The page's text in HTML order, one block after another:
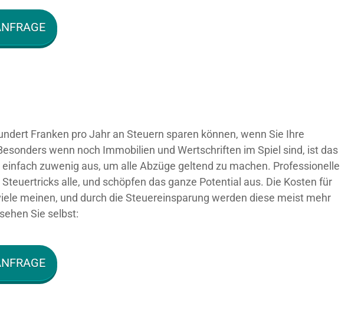
Franken pro Jahr an Steuern sparen können, wenn Sie Ihre
wenn noch Immobilien und Wertschriften im Spiel sind, ist das
zuwenig aus, um alle Abzüge geltend zu machen. Professionelle
alle, und schöpfen das ganze Potential aus. Die Kosten für
meinen, und durch die Steuereinsparung werden diese meist mehr
Sie selbst: